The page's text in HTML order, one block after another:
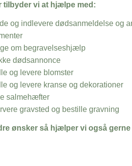
tilbyder vi at hjælpe med:
og indlevere dødsanmeldelse og
om begravelseshjælp
dødsannonce
og levere blomster
og levere kranse og dekorationer
salmehæfter
gravsted og bestille gravning
ønsker så hjælper vi også gerne